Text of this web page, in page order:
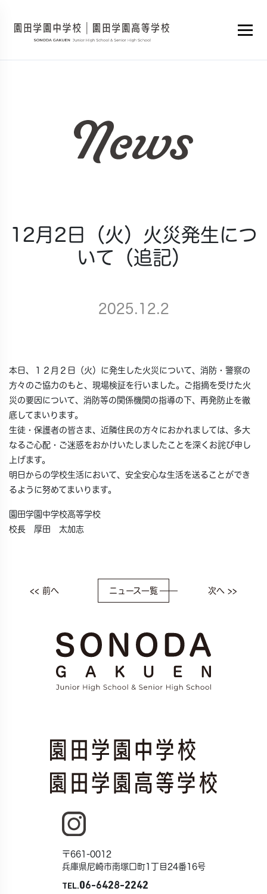
12月2日（火）火災発生につ
いて（追記）
2025.12.2
本日、１２月２日（火）に発生した火災について、消防・警察の
方々のご協力のもと、現場検証を行いました。ご指摘を受けた火
災の要因について、消防等の関係機関の指導の下、再発防止を徹
底してまいります。
生徒・保護者の皆さま、近隣住民の方々におかれましては、多大
なるご心配・ご迷惑をおかけいたしましたことを深くお詫び申し
上げます。
明日からの学校生活において、安全安心な生活を送ることができ
るように努めてまいります。
園田学園中学校高等学校
校長 厚田 太加志
<< 前へ ニュース一覧 次へ >>
〒661-0012
兵庫県尼崎市南塚口町1丁目24番16号
TEL.06-6428-2242